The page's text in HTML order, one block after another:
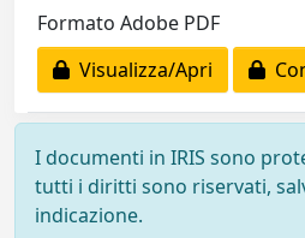
Formato Adobe PDF
Visualizza/Apri
I documenti in IRIS sono
tutti i diritti sono riservati,
indicazione.